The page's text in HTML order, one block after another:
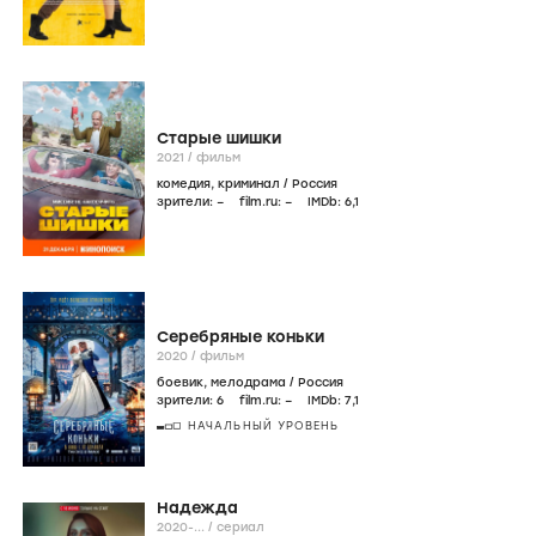
Старые шишки
2021 / фильм
комедия, криминал / Россия
зрители: – film.ru: – IMDb: 6,1
Серебряные коньки
2020 / фильм
боевик, мелодрама / Россия
зрители: 6 film.ru: – IMDb: 7,1
НАЧАЛЬНЫЙ УРОВЕНЬ
Надежда
2020-... / сериал